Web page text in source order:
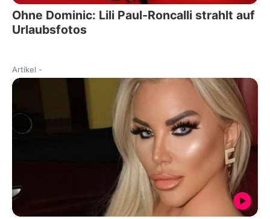
Ohne Dominic: Lili Paul-Roncalli strahlt auf
Urlaubsfotos
Artikel -